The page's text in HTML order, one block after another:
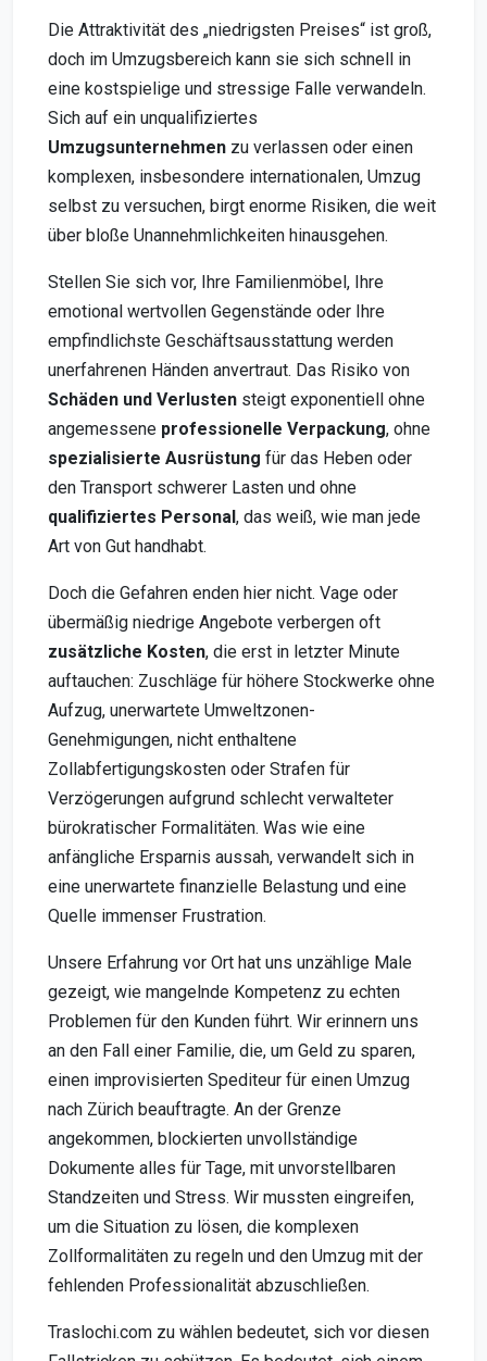
Die Attraktivität des „niedrigsten Preises“ ist groß,
doch im Umzugsbereich kann sie sich schnell in
eine kostspielige und stressige Falle verwandeln.
Sich auf ein unqualifiziertes
Umzugsunternehmen zu verlassen oder einen
komplexen, insbesondere internationalen, Umzug
selbst zu versuchen, birgt enorme Risiken, die weit
über bloße Unannehmlichkeiten hinausgehen.
Stellen Sie sich vor, Ihre Familienmöbel, Ihre
emotional wertvollen Gegenstände oder Ihre
empfindlichste Geschäftsausstattung werden
unerfahrenen Händen anvertraut. Das Risiko von
Schäden und Verlusten steigt exponentiell ohne
angemessene professionelle Verpackung, ohne
spezialisierte Ausrüstung für das Heben oder
den Transport schwerer Lasten und ohne
qualifiziertes Personal , das weiß, wie man jede
Art von Gut handhabt.
Doch die Gefahren enden hier nicht. Vage oder
übermäßig niedrige Angebote verbergen oft
zusätzliche Kosten, die erst in letzter Minute
auftauchen: Zuschläge für höhere Stockwerke ohne
Aufzug, unerwartete Umweltzonen-
Genehmigungen, nicht enthaltene
Zollabfertigungskosten oder Strafen für
Verzögerungen aufgrund schlecht verwalteter
bürokratischer Formalitäten. Was wie eine
anfängliche Ersparnis aussah, verwandelt sich in
eine unerwartete finanzielle Belastung und eine
Quelle immenser Frustration.
Unsere Erfahrung vor Ort hat uns unzählige Male
gezeigt, wie mangelnde Kompetenz zu echten
Problemen für den Kunden führt. Wir erinnern uns
an den Fall einer Familie, die, um Geld zu sparen,
einen improvisierten Spediteur für einen Umzug
nach Zürich beauftragte. An der Grenze
angekommen, blockierten unvollständige
Dokumente alles für Tage, mit unvorstellbaren
Standzeiten und Stress. Wir mussten eingreifen,
um die Situation zu lösen, die komplexen
Zollformalitäten zu regeln und den Umzug mit der
fehlenden Professionalität abzuschließen.
Traslochi.com zu wählen bedeutet, sich vor diesen